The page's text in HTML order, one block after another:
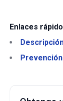
Enlaces
Prevención